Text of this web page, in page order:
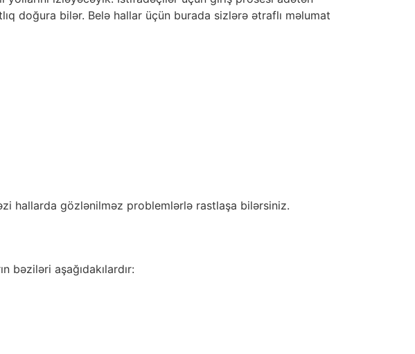
doğura bilər. Belə hallar üçün burada sizlərə ətraflı məlumat
hallarda gözlənilməz problemlərlə rastlaşa bilərsiniz.
bəziləri aşağıdakılardır: